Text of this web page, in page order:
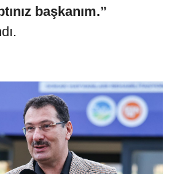
başkanım.”